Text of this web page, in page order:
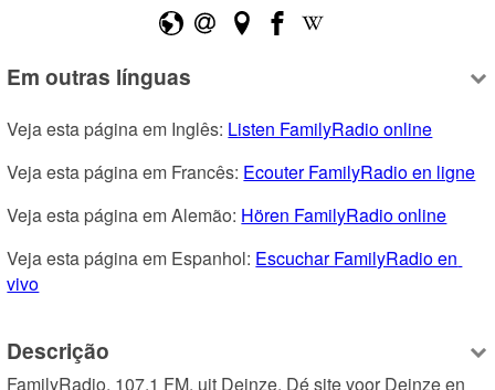
Em outras línguas
Veja esta página em Inglês: Listen FamilyRadio online
Veja esta página em Francês: Ecouter FamilyRadio en ligne
Veja esta página em Alemão: Hören FamilyRadio online
Veja esta página em Espanhol: Escuchar FamilyRadio en
vivo
Descrição
FamilyRadio, 107.1 FM, uit Deinze. Dé site voor Deinze en